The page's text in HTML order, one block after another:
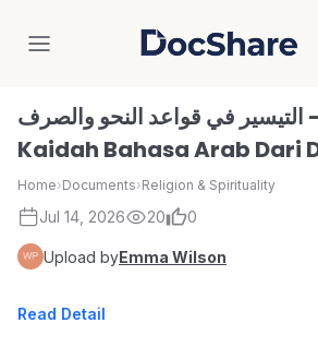
DocShare
التيسير في قواعد النحو والصرف – Belajar
Kaidah Bahasa Arab Dari
Home›Documents›Religion & Spirituality
Jul 14, 2026 20 0
Upload byEmma Wilson
Read Detail